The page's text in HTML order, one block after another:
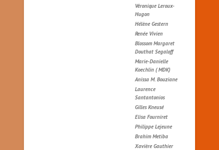
Véronique Leroux-
Hugon
Hélène Gestern
Renée Vivien
Blossom Margaret
Douthat Segaloff
Marie-Danielle
Koechlin ( MDK)
Anissa M. Bouziane
Laurence
Santantonios
Gilles Kneusé
Elisa Fourniret
Philippe Lejeune
Brahim Metiba
Xavière Gauthier